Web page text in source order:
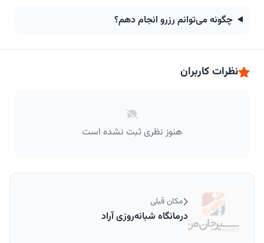
چگونه می‌توانم رزرو انجام دهم؟
نظرات کاربران
هنوز نظری ثبت نشده است
مکان قبلی
درمانگاه شبانه‌روزی آراد